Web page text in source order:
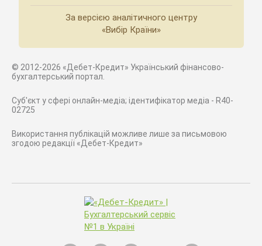
За версією аналітичного центру
«Вибір Країни»
© 2012-2026 «Дебет-Кредит» Український фінансово-
бухгалтерський портал.
Суб'єкт у сфері онлайн-медіа; ідентифікатор медіа - R40-
02725
Використання публікацій можливе лише за письмовою
згодою редакції «Дебет-Кредит»